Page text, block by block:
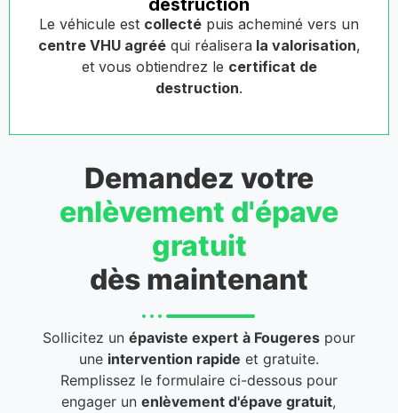
destruction
Le véhicule est collecté puis acheminé vers un
centre VHU agrééqui réalisera la valorisation,
et vous obtiendrez le certificat de
destruction.
Demandez votre
enlèvement d'épave
gratuit
dès maintenant
Sollicitez un épaviste expert à Fougerespour
une intervention rapide et gratuite.
Remplissez le formulaire ci-dessous pour
engager unenlèvement d'épave gratuit,